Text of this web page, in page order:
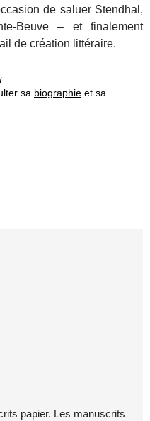
de saluer Stendhal,
Beuve – et finalement
de création littéraire.
sa biographie et sa
papier. Les manuscrits